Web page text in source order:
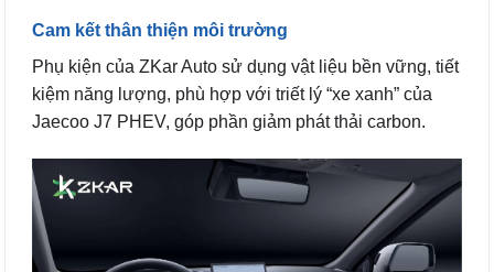
Cam kết thân thiện môi trường
Phụ kiện của ZKar Auto sử dụng vật liệu bền vững, tiết
kiệm năng lượng, phù hợp với triết lý “xe xanh” của
Jaecoo J7 PHEV, góp phần giảm phát thải carbon.